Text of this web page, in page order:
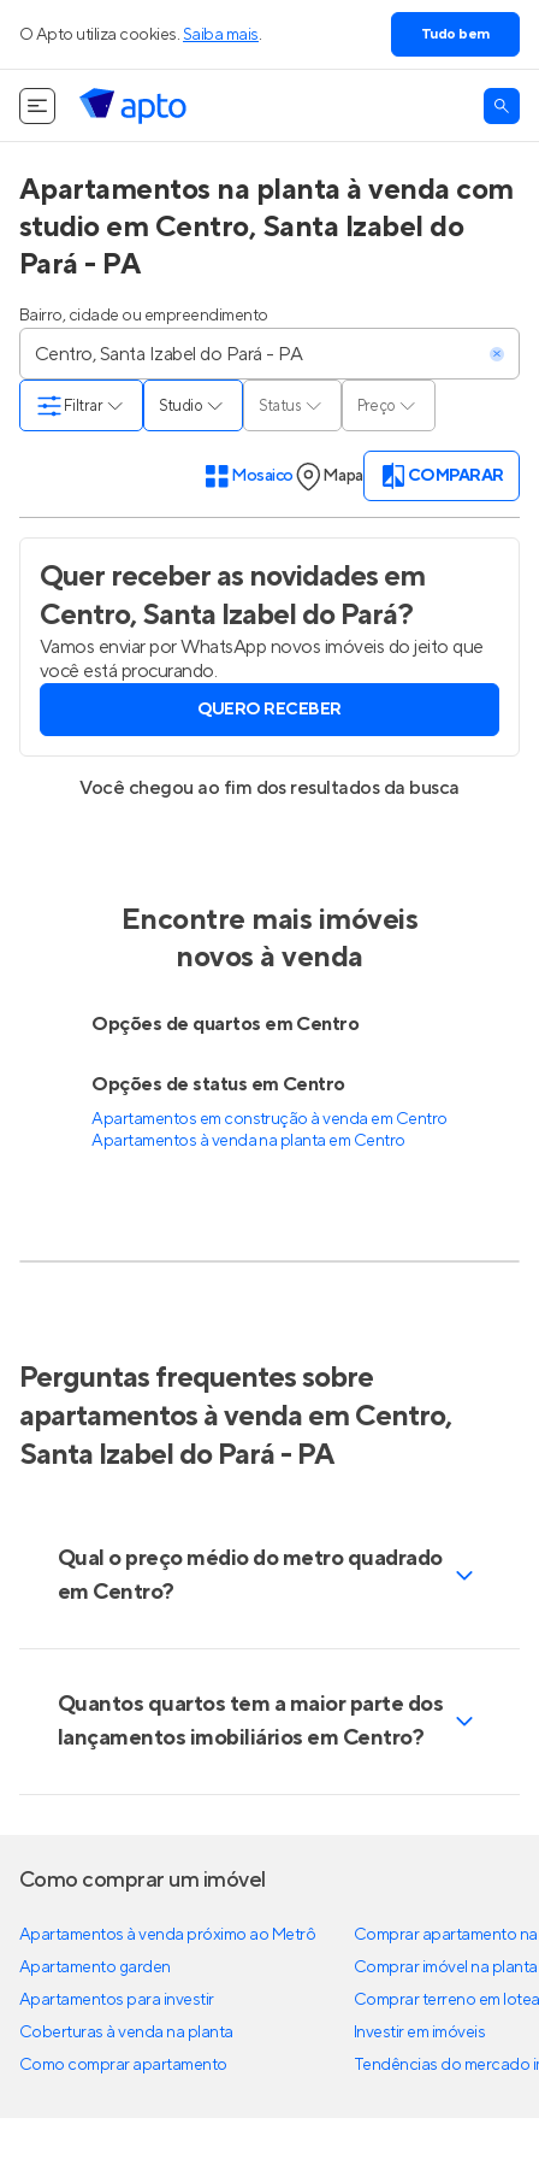
O Apto utiliza cookies. Saiba mais. Tudo bem
Apartamentos na planta à venda com
studio em Centro, Santa Izabel do
Pará - PA
Bairro, cidade ou empreendimento
Studio Status Preço
Filtrar
Mosaico Mapa COMPARAR
Quer receber as novidadesem
Centro, Santa Izabel do Pará?
Vamos enviar por WhatsApp novos imóveis do jeito que
você está procurando.
QUERO RECEBER
Você chegou ao fim dos resultados da busca
Encontre mais imóveis
novos à venda
Opções de quartos em Centro
Opções de status em Centro
Apartamentos em construção à venda em Centro
Apartamentos à venda na planta em Centro
Perguntas frequentes sobre
apartamentos à venda em Centro,
Santa Izabel do Pará - PA
Qual o preço médio do metro quadrado
em Centro?
Quantos quartos tem a maior parte dos
lançamentos imobiliários em Centro?
Como comprar um imóvel
Apartamentos à venda próximo ao Metrô
Apartamento garden
Apartamentos para investir
Coberturas à venda na planta
Como comprar apartamento
Comprar apartamento
Comprar imóvel na planta
Comprar terreno em
Investir em imóveis
Tendências do mercado